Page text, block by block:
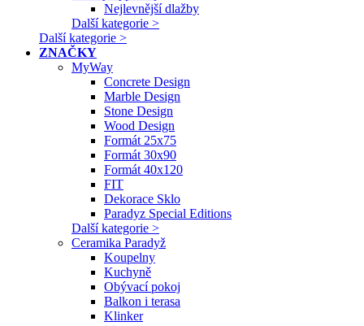
Nejlevnější dlažby
Další kategorie >
Další kategorie >
ZNAČKY
MyWay
Concrete Design
Marble Design
Stone Design
Wood Design
Formát 25x75
Formát 30x90
Formát 40x120
FIT
Dekorace Sklo
Paradyz Special Editions
Další kategorie >
Ceramika Paradyž
Koupelny
Kuchyně
Obývací pokoj
Balkon i terasa
Klinker